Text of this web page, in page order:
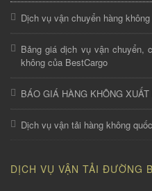
Dịch vụ vận chuyển hàng
Bảng giá dịch vụ vận chuyển,
không của BestCargo
BÁO GIÁ HÀNG KHÔNG
Dịch vụ vận tải hàng không
DỊCH VỤ VẬN TẢI ĐƯỜNG